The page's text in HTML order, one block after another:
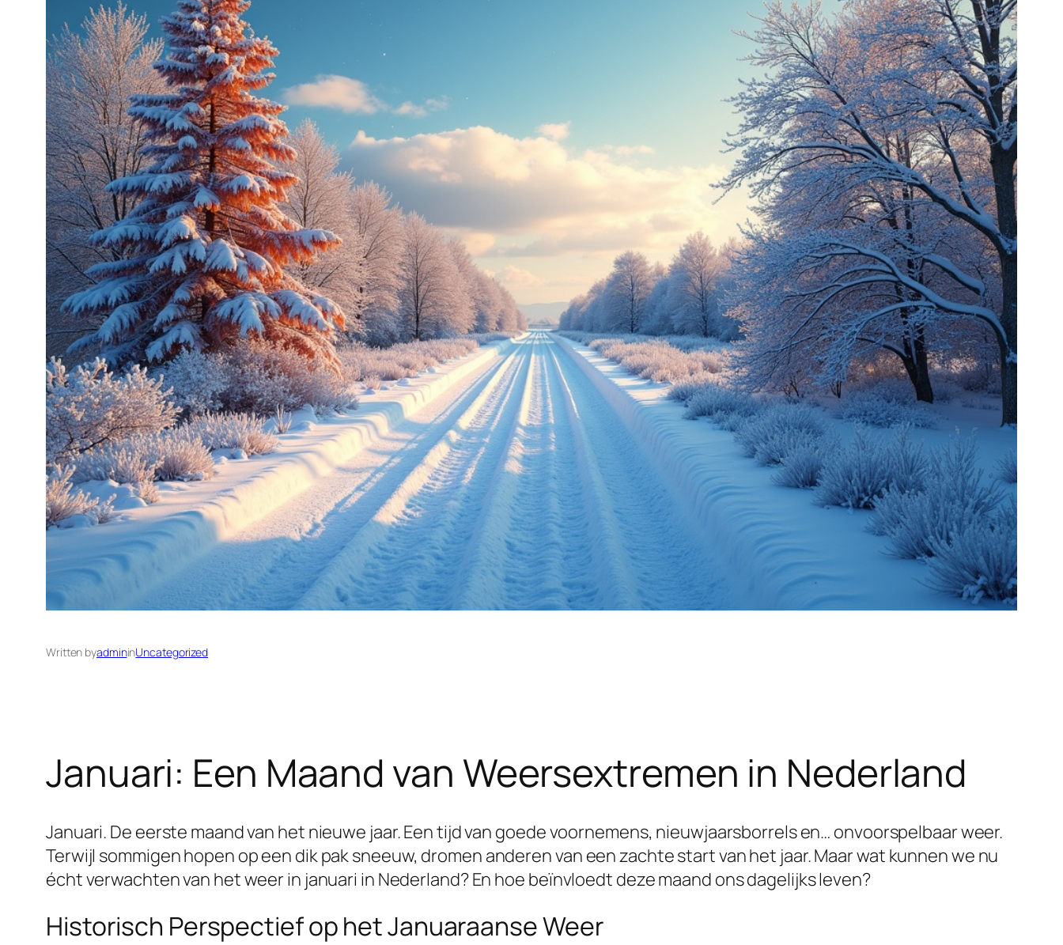
Written byadmininUncategorized
Januari: Een Maand van Weersextremen in Nederland
Januari. De eerste maand van het nieuwe jaar. Een tijd van goede voornemens, nieuwjaarsborrels en… onvoorspelbaar weer.
Terwijl sommigen hopen op een dik pak sneeuw, dromen anderen van een zachte start van het jaar. Maar wat kunnen we nu
écht verwachten van het weer in januari in Nederland? En hoe beïnvloedt deze maand ons dagelijks leven?
Historisch Perspectief op het Januaraanse Weer